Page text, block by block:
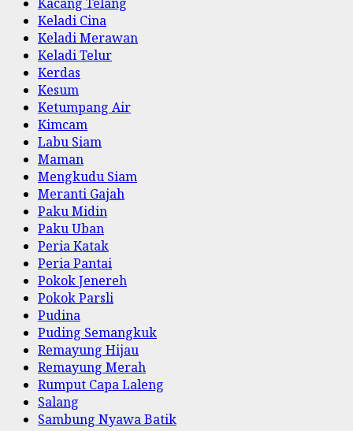
Keladi Cina
Keladi Merawan
Keladi Telur
Kerdas
Kesum
Ketumpang Air
Kimcam
Labu Siam
Maman
Mengkudu Siam
Meranti Gajah
Paku Midin
Paku Uban
Peria Katak
Peria Pantai
Pokok Jenereh
Pokok Parsli
Pudina
Puding Semangkuk
Remayung Hijau
Remayung Merah
Rumput Capa Laleng
Salang
Sambung Nyawa Batik